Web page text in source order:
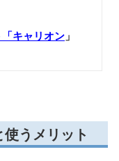
キャリオン 」
うメリット